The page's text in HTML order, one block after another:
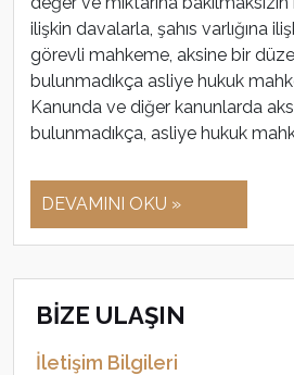
ilişkin davalarla, şahıs varlığına
görevli mahkeme, aksine bir
bulunmadıkça asliye hukuk
Kanunda ve diğer kanunlarda
bulunmadıkça, asliye hukuk
DEVAMINI OKU »
BİZE ULAŞIN
İletişim Bilgileri